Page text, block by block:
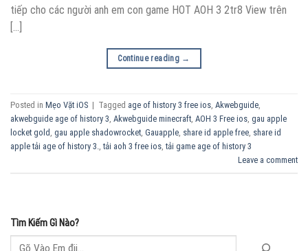
tiếp cho các người anh em con game HOT AOH 3 2tr8 View trên
[…]
Continue reading →
Posted in Mẹo Vặt iOS | Tagged age of history 3 free ios, Akwebguide,
akwebguide age of history 3, Akwebguide minecraft, AOH 3 Free ios, gau apple
locket gold , gau apple shadowrocket, Gauapple, share id apple free, share id
apple tải age of history 3.,tải aoh 3 free ios,tải game age of history 3
Leave a comment
Tìm Kiếm Gì Nào?